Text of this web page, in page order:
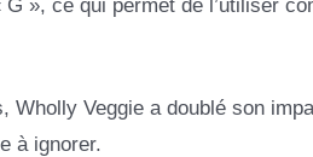
», ce qui permet de l’utiliser
Veggie a doublé son
à ignorer.